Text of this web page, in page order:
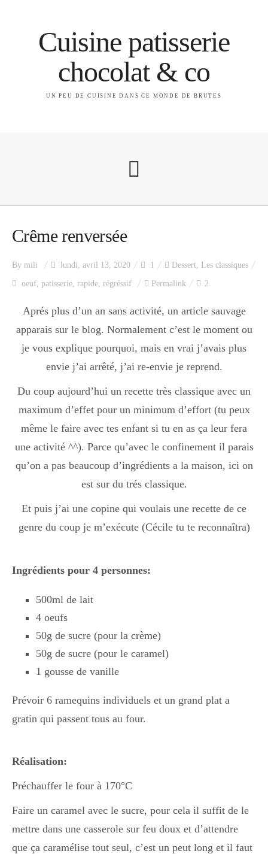
Cuisine patisserie
chocolat & co
UN PEU DE CUISINE DANS CE MONDE DE BRUTES
A propos
Index des recettes
Catégories
Apéro
Entrée
plats
Dessert
Les classiques
Mes amis en cuisine
Recettes Végétariennes
Tuto
Divers
Crême renversée
By mili lundi, avril 13, 2020 1 Dessert, Les classiques
oeuf, patisserie, rapide, régréssif Permalink 2
Aprés plus d’un an sans activité, un article sauvage
apparais sur le blog. Normalement c’est le moment ou
je vous explique pourquoi, mais en vrai j’avais plus
envie j’ai arrêté, j’ai re-envie je reprend.
Du coup aujourd’hui un recette très classique avec un
maximum d’effet pour un minimum d’effort (tu peux
même le faire avec tes enfant si tu en as ça leur fera
une activité ^^). Parce qu’avec le confinement il parais
qu’on a pas beaucoup d’ingrédients a la maison, ici on
est sur du trés classique.
Et puis j’ai une copine qui voulais une recette de ce
genre du coup je m’exécute (Cécile tu te reconnaîtra)
Ingrédients pour 4 personnes:
500ml de lait
4 oeufs
50g de sucre (pour la crème)
50g de sucre (pour le caramel)
1 gousse de vanille
Prévoir 6 ramequins individuels et un grand plat a
gratin qui passent tous au four.
Réalisation:
Préchauffer le four à 170°C
Faire un caramel avec le sucre, pour cela il suffit de le
mettre dans une casserole sur feu doux et d’attendre
que ça caramélise tout seul, c’est un peut long et il faut